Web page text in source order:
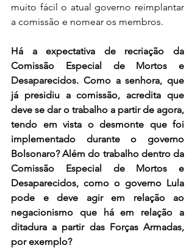
muito fácil o atual governo reimplantar
a comissão e nomear os membros.
Há a expectativa de recriação da
Comissão Especial de Mortos e
Desaparecidos. Como a senhora, que
já presidiu a comissão, acredita que
deve se dar o trabalho a partir de agora,
tendo em vista o desmonte que foi
implementado durante o governo
Bolsonaro? Além do trabalho dentro da
Comissão Especial de Mortos e
Desaparecidos, como o governo Lula
pode e deve agir em relação ao
negacionismo que há em relação a
ditadura a partir das Forças Armadas,
por exemplo?